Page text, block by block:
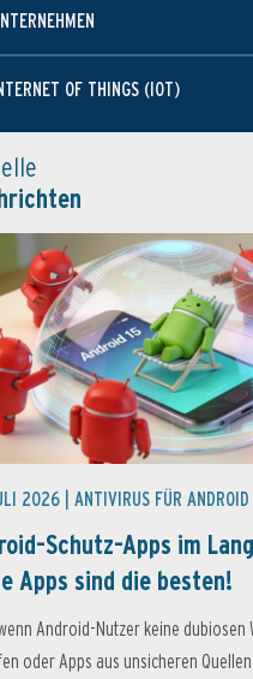
OF THINGS (IOT)
2026 | ANTIVIRUS FÜR ANDROID
Schutz-Apps im
Apps sind die besten!
Android-Nutzer keine dubiosen
oder Apps aus unsicheren